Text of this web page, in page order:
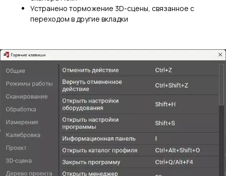
Устранено торможение 3D-сцены, связанное с
переходом в другие вкладки
Портативный Calibry
Универсальный Spectrum
Ручной лазерный Helix
Ручной лазерный Fenix
Метрологический PRO II
Метрологический PRIME
Роботизированный Proton
3D-СКАНЕРЫ
RANGEVISION
Компания
Техподдержка